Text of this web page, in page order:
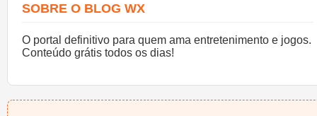
SOBRE O BLOG WX
O portal definitivo para quem ama entretenimento e jogos.
Conteúdo grátis todos os dias!